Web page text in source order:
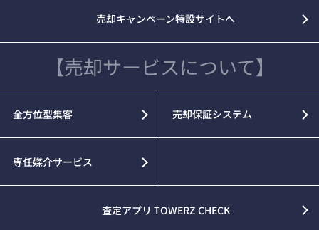
売却キャンペーン特設サイトへ
【売却サービスについて】
全方位型集客 売却保証システム
専任媒介サービス
査定アプリ TOWERZ CHECK